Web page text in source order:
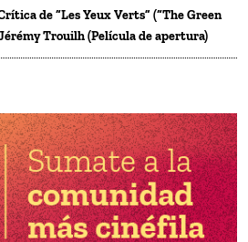
de “Les Yeux Verts” (“The Green
Trouilh (Película de apertura)